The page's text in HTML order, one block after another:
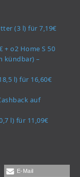
(3 l) für 7,19€
+ o2 Home S 50
kündbar) –
l) für 16,60€
auf
l) für 11,09€
E-Mail